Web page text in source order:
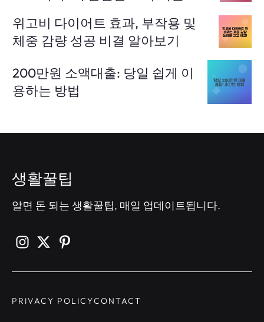
위고비 다이어트 효과, 부작용 및
체중 감량 성공 비결 알아보기
200만원 소액대출: 당일 쉽게 이
용하는 방법
생활꿀팁
알면 돈 되는 생활꿀팁, 매일 업데이트됩니다.
PRIVACY POLICYCONTACT